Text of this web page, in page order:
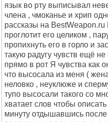
язык во рту выписывал
члена , чмоканье и хрип
рассказы на BestWeapon.ru
проглотит его целиком ,
пропихнуть его в горло и
такую радугу чувств ещё
прямо в рот Я чувства как
что высосала из меня (
неловко , неуклюже и
тупо высосали такого со
хватает слов чтобы
минуту отдышавшись после